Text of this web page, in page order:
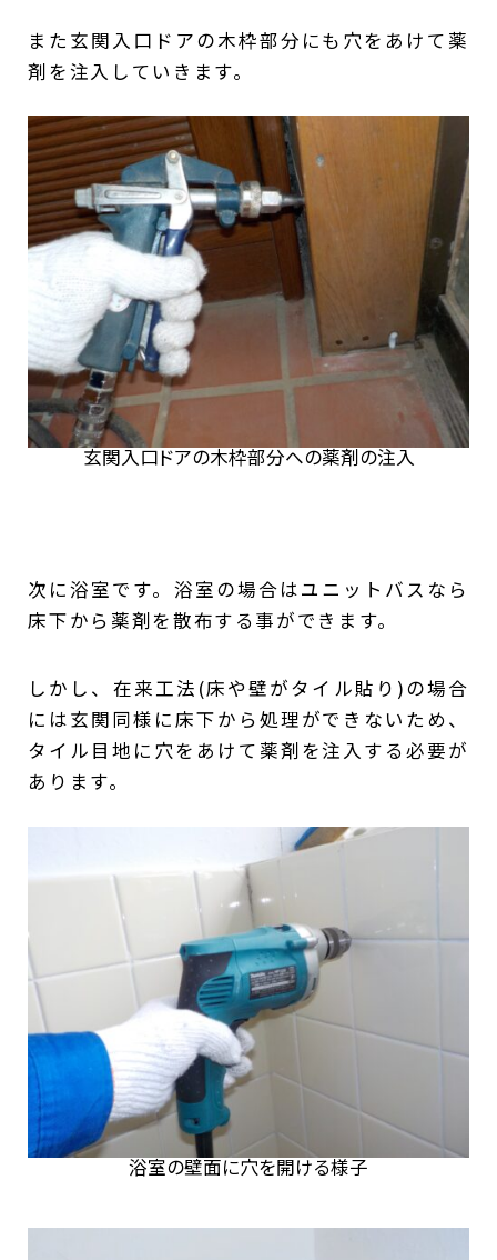
また玄関入口ドアの木枠部分にも穴をあけて薬
剤を注入していきます。
玄関入口ドアの木枠部分への薬剤の注入
次に浴室です。浴室の場合はユニットバスなら
床下から薬剤を散布する事ができます。
しかし、在来工法(床や壁がタイル貼り)の場合
には玄関同様に床下から処理ができないため、
タイル目地に穴をあけて薬剤を注入する必要が
あります。
浴室の壁面に穴を開ける様子